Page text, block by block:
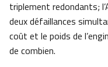
triplement redondants;
deux défaillances
coût et le poids de
de combien.